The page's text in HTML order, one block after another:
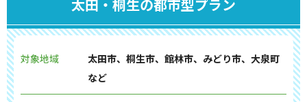
太田・桐生の都市型プラン
対象地域
太田市、桐生市、館林市、みどり市、大泉町
など